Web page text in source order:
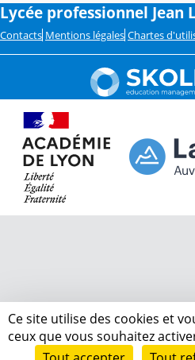
Lycée professionnel Jean
Contacts Mentions légales Chartes
Ce site utilise des cookies et
ceux que vous souhaitez